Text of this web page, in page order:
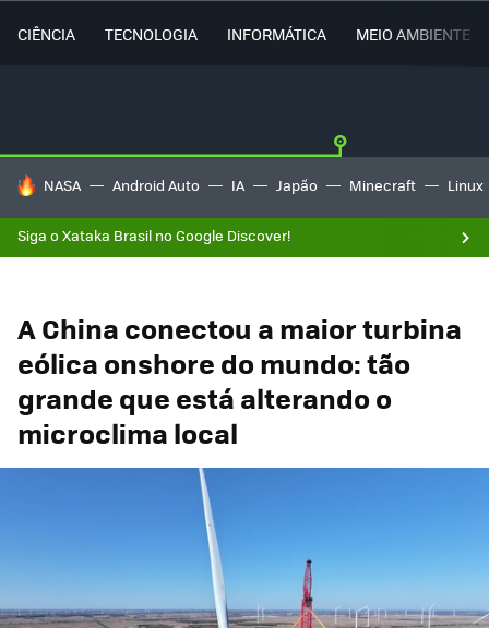
CIÊNCIA TECNOLOGIA INFORMÁTICA MEIO AMBIENTE
TENDÊNCIAS DO DIA
NASA Android Auto IA Japão Minecraft Linux
Siga o Xataka Brasil no Google Discover!
A China conectou a maior turbina
eólica onshore do mundo: tão
grande que está alterando o
microclima local